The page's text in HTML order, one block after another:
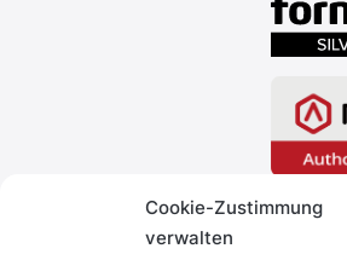
Cookie-Zustimmung
verwalten